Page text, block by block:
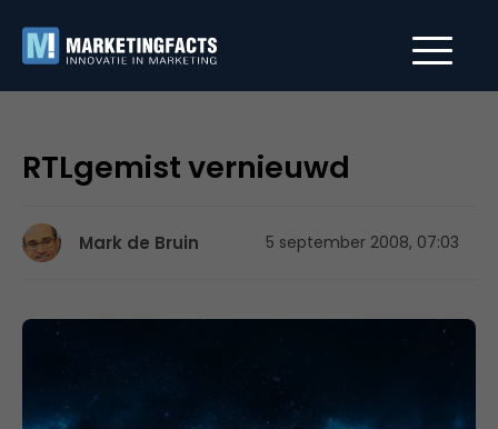
RTLgemist vernieuwd
Mark de Bruin 5 september 2008, 07:03